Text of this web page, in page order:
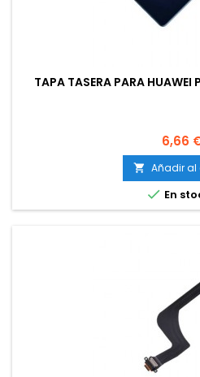
TAPA TASERA PARA
Precio
6,66
 Añadir al
 En